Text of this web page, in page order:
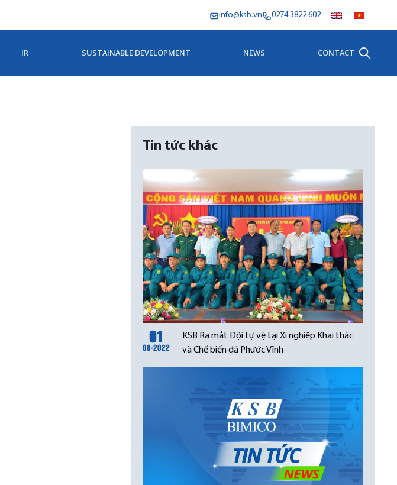
info@ksb.vn 0274 3822 602
IR SUSTAINABLE DEVELOPMENT NEWS CONTACT
Tin tức khác
01
08-2022
KSB Ra mắt Đội tự vệ tại Xí nghiệp Khai thác
và Chế biến đá Phước Vĩnh